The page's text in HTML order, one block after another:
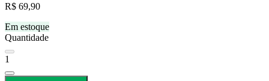
R$ 69,90
Em estoque
Quantidade
1